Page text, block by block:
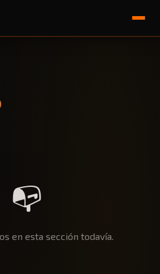
📭
en esta sección todavía.